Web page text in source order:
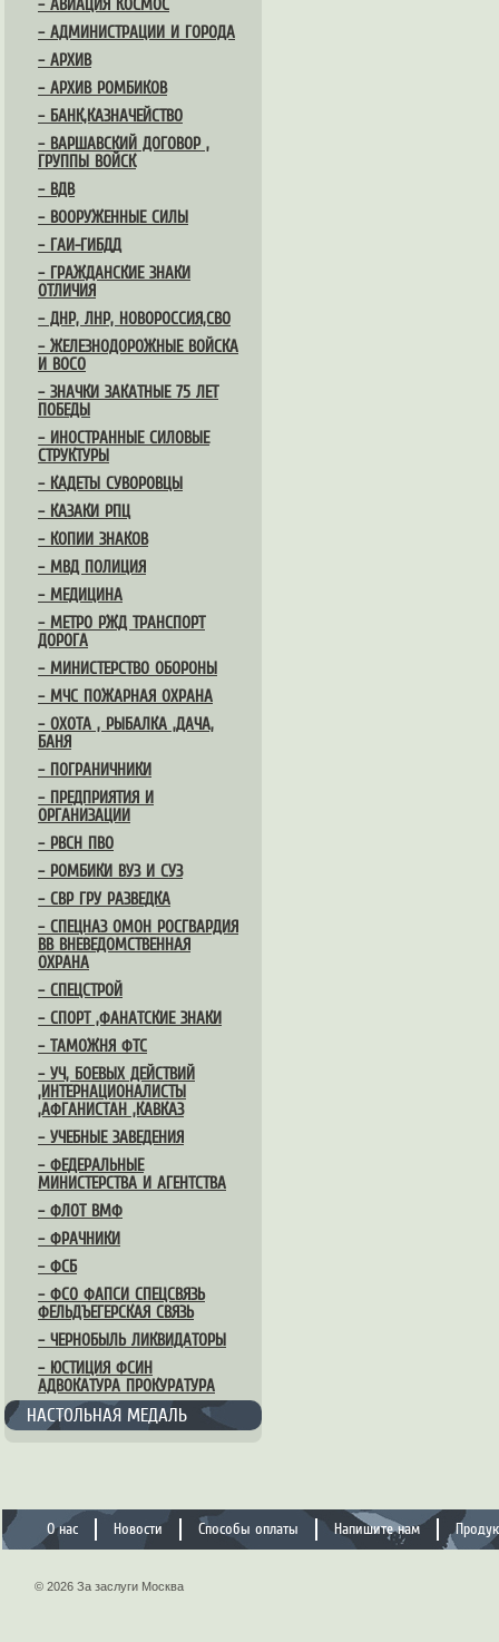
– АВИАЦИЯ КОСМОС
– АДМИНИСТРАЦИИ И ГОРОДА
– АРХИВ
– АРХИВ РОМБИКОВ
– БАНК,КАЗНАЧЕЙСТВО
– ВАРШАВСКИЙ ДОГОВОР ,
ГРУППЫ ВОЙСК
– ВДВ
– ВООРУЖЕННЫЕ СИЛЫ
– ГАИ-ГИБДД
– ГРАЖДАНСКИЕ ЗНАКИ
ОТЛИЧИЯ
– ДНР, ЛНР, НОВОРОССИЯ,СВО
– ЖЕЛЕЗНОДОРОЖНЫЕ ВОЙСКА
И ВОСО
– ЗНАЧКИ ЗАКАТНЫЕ 75 ЛЕТ
ПОБЕДЫ
– ИНОСТРАННЫЕ СИЛОВЫЕ
СТРУКТУРЫ
– КАДЕТЫ СУВОРОВЦЫ
– КАЗАКИ РПЦ
– КОПИИ ЗНАКОВ
– МВД ПОЛИЦИЯ
– МЕДИЦИНА
– МЕТРО РЖД ТРАНСПОРТ
ДОРОГА
– МИНИСТЕРСТВО ОБОРОНЫ
– МЧС ПОЖАРНАЯ ОХРАНА
– ОХОТА , РЫБАЛКА ,ДАЧА,
БАНЯ
– ПОГРАНИЧНИКИ
– ПРЕДПРИЯТИЯ И
ОРГАНИЗАЦИИ
– РВСН ПВО
– РОМБИКИ ВУЗ И СУЗ
– СВР ГРУ РАЗВЕДКА
– СПЕЦНАЗ ОМОН РОСГВАРДИЯ
ВВ ВНЕВЕДОМСТВЕННАЯ
ОХРАНА
– СПЕЦСТРОЙ
– СПОРТ ,ФАНАТСКИЕ ЗНАКИ
– ТАМОЖНЯ ФТС
– УЧ, БОЕВЫХ ДЕЙСТВИЙ
,ИНТЕРНАЦИОНАЛИСТЫ
,АФГАНИСТАН ,КАВКАЗ
– УЧЕБНЫЕ ЗАВЕДЕНИЯ
– ФЕДЕРАЛЬНЫЕ
МИНИСТЕРСТВА И АГЕНТСТВА
– ФЛОТ ВМФ
– ФРАЧНИКИ
– ФСБ
– ФСО ФАПСИ СПЕЦСВЯЗЬ
ФЕЛЬДЪЕГЕРСКАЯ СВЯЗЬ
– ЧЕРНОБЫЛЬ ЛИКВИДАТОРЫ
– ЮСТИЦИЯ ФСИН
АДВОКАТУРА ПРОКУРАТУРА
НАСТОЛЬНАЯ МЕДАЛЬ
О нас Новости Способы оплаты Напишите нам
© 2026 За заслуги Москва